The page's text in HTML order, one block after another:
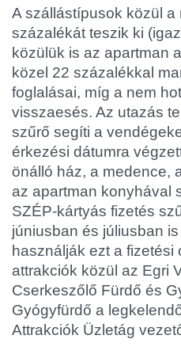
A szállástípusok közül
százalékát teszik ki
közülük is az apartman
közel 22 százalékkal
foglalásai, míg a nem
visszaesés. Az utazás
szűrő segíti a
érkezési dátumra
önálló ház, a medence,
az apartman konyhával
SZÉP-kártyás fizetés
júniusban és júliusban
használják ezt a fizetési
attrakciók közül az Egri
Cserkeszőlő Fürdő és
Gyógyfürdő a
Attrakciók Üzletág